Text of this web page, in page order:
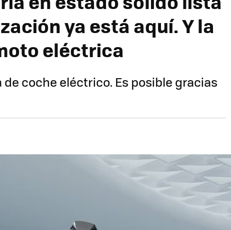
ya está aquí. Y la
eléctrica
coche eléctrico. Es posible gracias